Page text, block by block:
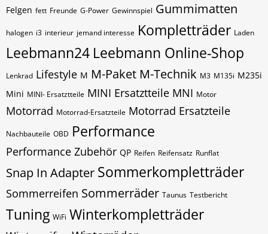
Felgen fett Freunde G-Power Gewinnspiel Gummimatten
halogen i3 interieur jemand interesse Kompletträder Laden
Leebmann24 Leebmann Online-Shop
Lenkrad Lifestyle M M-Paket M-Technik M3 M135i M235i
Mini MINI- Ersatztteile MINI Ersatztteile MNI Motor
Motorrad Motorrad-Ersatzteile Motorrad Ersatzteile
Nachbauteile OBD Performance
Performance Zubehör QP Reifen Reifensatz Runflat
Snap In Adapter Sommerkompletträder
Sommerreifen Sommerräder Taunus Testbericht
Tuning WiFi Winterkompletträder